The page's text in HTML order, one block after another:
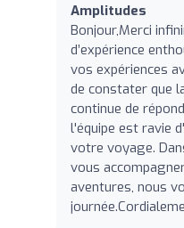
Amplitudes
Bonjour,Merci
d’expérience
vos expériences
de constater que
continue de
l'équipe est ravie
votre voyage.
vous
aventures, nous